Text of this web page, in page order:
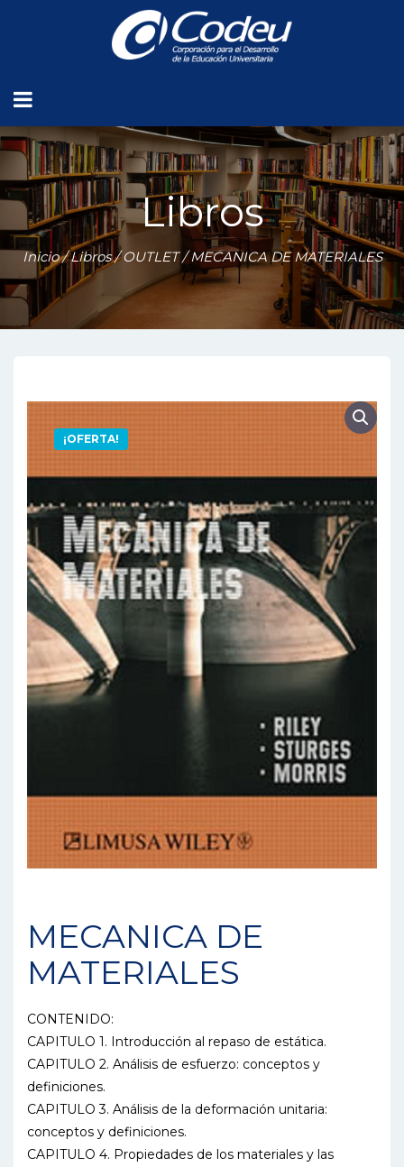
Libros
Inicio/Libros/OUTLET/ MECANICA DE MATERIALES
¡OFERTA!
MECANICA DE
MATERIALES
CONTENIDO:
CAPITULO 1. Introducción al repaso de estática.
CAPITULO 2. Análisis de esfuerzo: conceptos y
definiciones.
CAPITULO 3. Análisis de la deformación unitaria:
conceptos y definiciones.
CAPITULO 4. Propiedades de los materiales y las